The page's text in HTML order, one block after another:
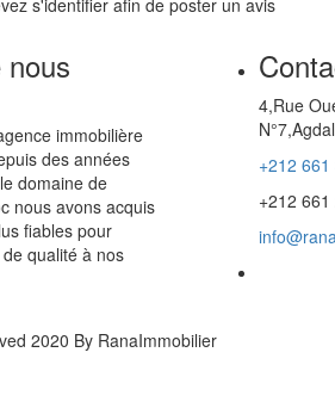
s'identifier afin de poster un avis
immobilière
des années
domaine de
nous avons acquis
fiables pour
qualité à nos
4,Rue
+212
+212
2020 By RanaImmobilier